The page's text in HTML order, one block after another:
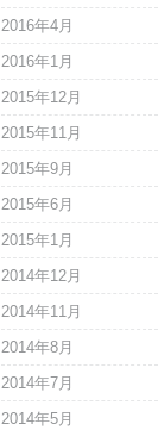
2016年4月
2016年1月
2015年12月
2015年11月
2015年9月
2015年6月
2015年1月
2014年12月
2014年11月
2014年8月
2014年7月
2014年5月